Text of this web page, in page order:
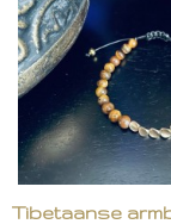
Tibetaanse